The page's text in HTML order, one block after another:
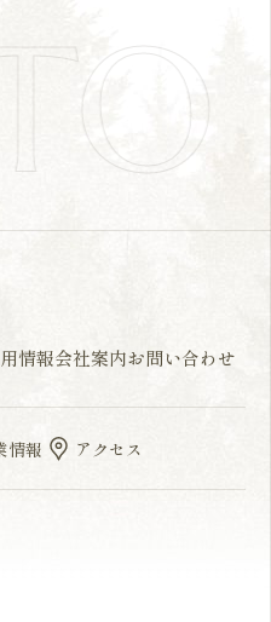
情報会社案内お問い合わせ
情報 アクセス